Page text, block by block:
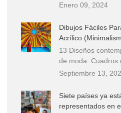
Enero 09, 2024
Dibujos Fáciles
Acrílico
13 Diseños
de moda: Cuadros
Septiembre 13,
Siete países ya
representados en